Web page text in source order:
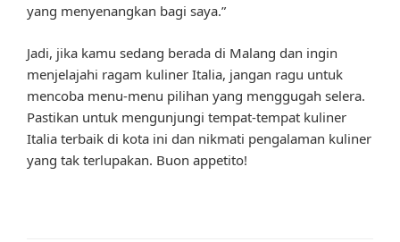
yang menyenangkan bagi saya.”
Jadi, jika kamu sedang berada di Malang dan ingin
menjelajahi ragam kuliner Italia, jangan ragu untuk
mencoba menu-menu pilihan yang menggugah selera.
Pastikan untuk mengunjungi tempat-tempat kuliner
Italia terbaik di kota ini dan nikmati pengalaman kuliner
yang tak terlupakan. Buon appetito!